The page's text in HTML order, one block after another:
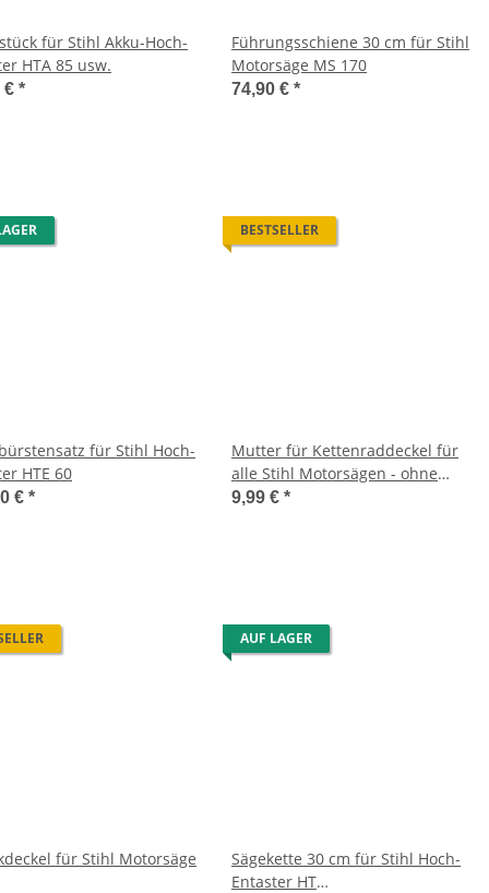
für Stihl Akku-Hoch-
HTA 85 usw.
€ *
Führungsschiene 30 cm für Stihl
Motorsäge MS 170
74,90 € *
für Stihl Hoch-
HTE 60
€ *
BESTSELLER
Mutter für Kettenraddeckel für
alle Stihl Motorsägen - ohne
Wulst
9,99 € *
für Stihl Motorsäge
AUF LAGER
Sägekette 30 cm für Stihl Hoch-
Entaster HT